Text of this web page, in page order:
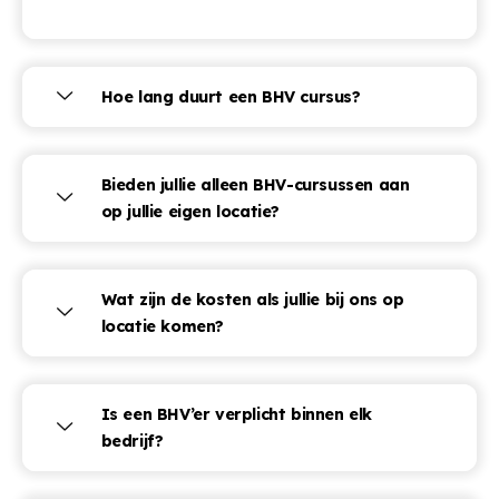
Hoe lang duurt een BHV cursus?
Bieden jullie alleen BHV-cursussen aan
op jullie eigen locatie?
Wat zijn de kosten als jullie bij ons op
locatie komen?
Is een BHV’er verplicht binnen elk
bedrijf?